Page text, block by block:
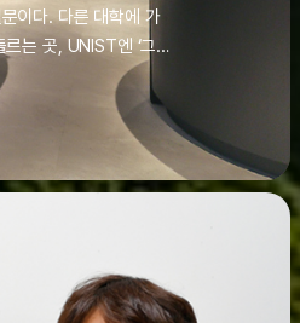
이다. 다른 대학에 가
는 곳, UNIST엔 ‘그
고등학생도, 자녀를 방
려보내야 했던 아쉬움
(UNIQUE
11월 문을 열었다.